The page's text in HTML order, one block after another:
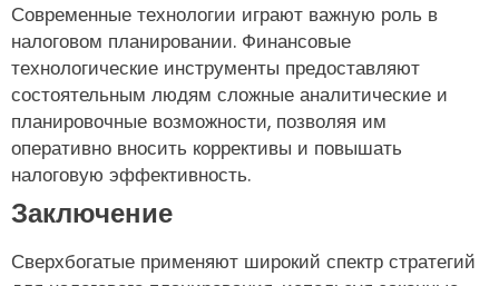
Современные технологии играют важную роль в
налоговом планировании. Финансовые
технологические инструменты предоставляют
состоятельным людям сложные аналитические и
планировочные возможности, позволяя им
оперативно вносить коррективы и повышать
налоговую эффективность.
Заключение
Сверхбогатые применяют широкий спектр стратегий